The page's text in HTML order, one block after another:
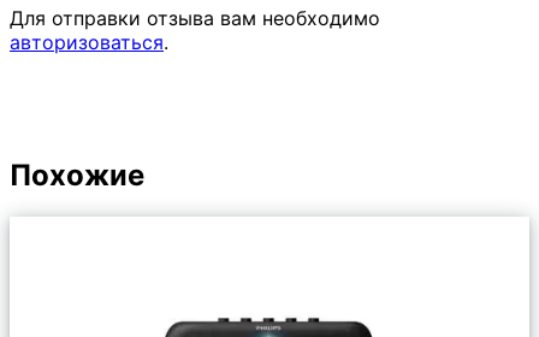
Для отправки отзыва вам необходимо
авторизоваться.
Похожие